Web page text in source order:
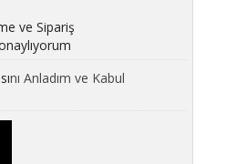
ve Sipariş
nı Anladım ve Kabul